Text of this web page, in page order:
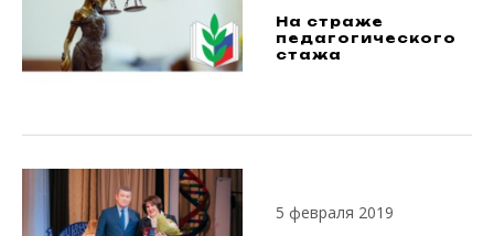
На страже
педагогического
стажа
5 февраля 2019